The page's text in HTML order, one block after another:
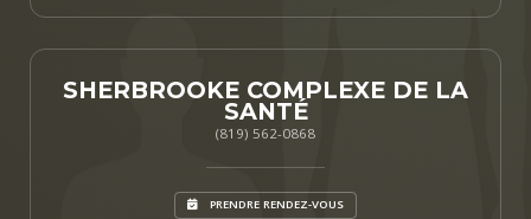
SHERBROOKE COMPLEXE DE LA
SANTÉ
(819) 562-0868
PRENDRE RENDEZ-VOUS